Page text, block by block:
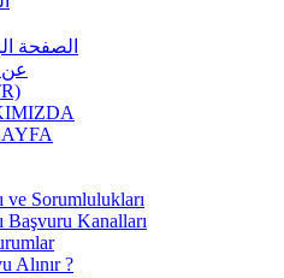
الصفحة
عن
ve Sorumlulukları
Başvuru Kanalları
Alınır ?